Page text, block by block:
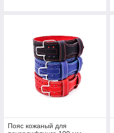
Пояс кожаный для